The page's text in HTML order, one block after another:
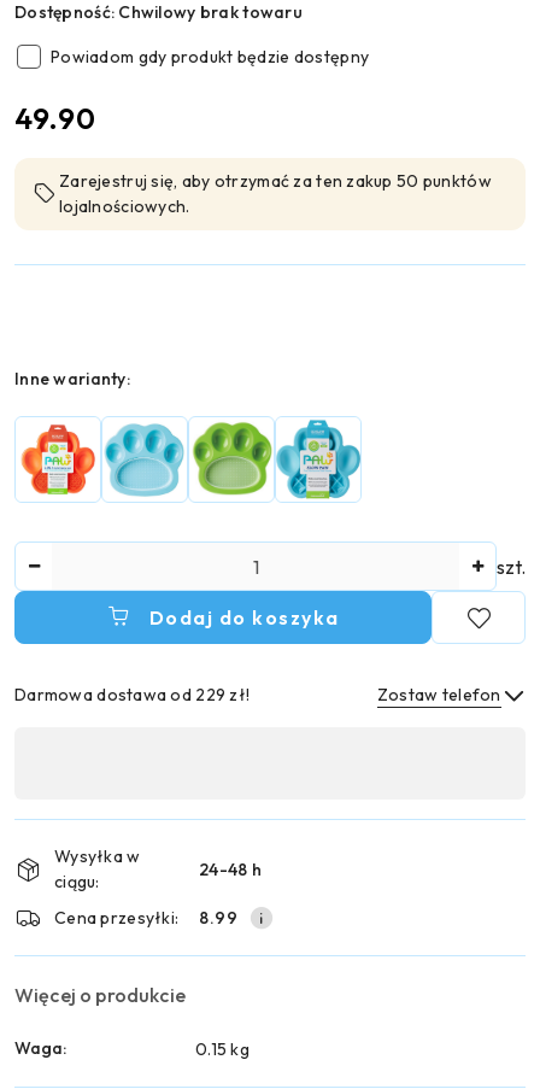
Dostępność: Chwilowy brak towaru
Powiadom gdy produkt będzie dostępny
cena:
49.90
Zarejestruj się, aby otrzymać za ten zakup 50 punktów
lojalnościowych.
Wariant
Inne warianty:
szt.
Dodaj do koszyka
Darmowa dostawa od 229 zł! Zostaw telefon
płatność
dostawa
Wysyłka w
ciągu:
24-48 h
Cena przesyłki: 8.99
Więcej o produkcie
Waga: 0.15 kg